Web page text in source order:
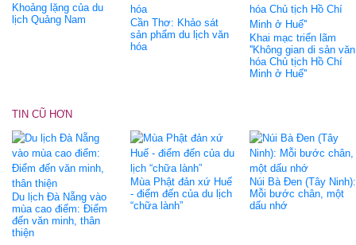
Khoảng lặng của du
lịch Quảng Nam
Cần Thơ: Khảo sát
sản phẩm du lịch văn
hóa
Khai mạc triển lãm
''Không gian di sản văn
hóa Chủ tịch Hồ Chí
Minh ở Huế''
TIN CŨ HƠN
Du lịch Đà Nẵng vào
mùa cao điểm: Điểm
đến văn minh, thân
thiện
Mùa Phật đản xứ Huế
- điểm đến của du lịch
“chữa lành”
Núi Bà Đen (Tây Ninh):
Mỗi bước chân, một
dấu nhớ